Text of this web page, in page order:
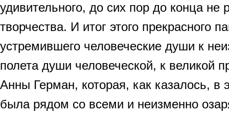
удивительного, до сих пор до конца не
творчества. И итог этого прекрасного
устремившего человеческие души к
полета души человеческой, к великой
Анны Герман, которая, как казалось, в
была рядом со всеми и неизменно